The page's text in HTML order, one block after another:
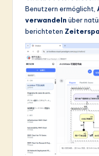
S
o
ft
w
In
Benutzern ermöglicht,
verwandeln über
berichteten